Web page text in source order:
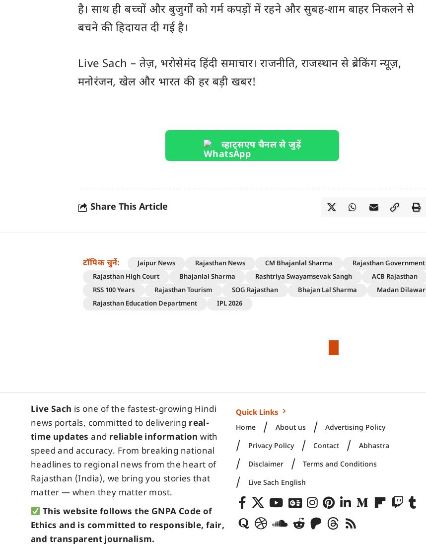
है। साथ ही बच्चों और बुजुर्गों को गर्म कपड़ों में रहने और सुबह-शाम बाहर निकलने से
बचने की हिदायत दी गई है।
Live Sach – तेज़, भरोसेमंद हिंदी समाचार। राजनीति, राजस्थानसे ब्रेकिंग न्यूज़,
मनोरंजन, खेल और भारत की हर बड़ी खबर!
व्हाट्सएप चैनल से जुड़ें
Share This Article
टॉपिक चुनें: Jaipur News Rajasthan News CM Bhajanlal Sharma Rajasthan Government
Rajasthan High Court
Bhajanlal Sharma Rashtriya Swayamsevak Sangh ACB Rajasthan
RSS 100 Years
Rajasthan Tourism SOG Rajasthan Bhajan Lal Sharma Madan Dilawar
Rajasthan Education Department
IPL 2026
जयपुर में ‘पावर मीटिंग’: सीएम भजनलाल
और बी.एल. संतोष के बीच अहम मंथन;
सरकार और संगठन के तालमेल पर हुई चर्चा!
Last Updated: January 3, 2026 4:09 Pm
Live Sach7 Months Ago